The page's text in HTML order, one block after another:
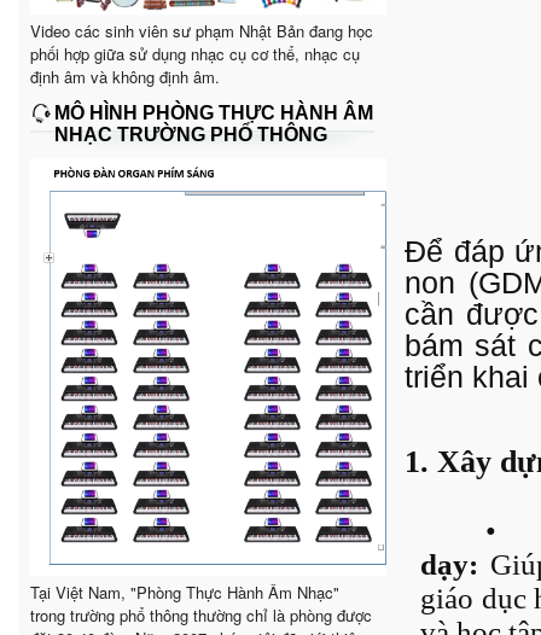
Video các sinh viên sư phạm Nhật Bản đang học
phối hợp giữa sử dụng nhạc cụ cơ thể, nhạc cụ
định âm và không định âm.
MÔ HÌNH PHÒNG THỰC HÀNH ÂM
NHẠC TRƯỜNG PHỔ THÔNG
Tại Việt Nam, "Phòng Thực Hành Âm Nhạc"
trong trường phổ thông thường chỉ là phòng được
Để đáp
non
cần
bám sát
triển khai
1. Xây
•
dạy:
giáo dục